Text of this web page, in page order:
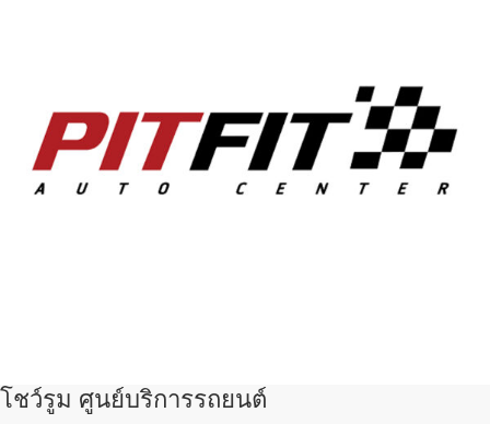
โชว์รูม ศูนย์บริการรถยนต์